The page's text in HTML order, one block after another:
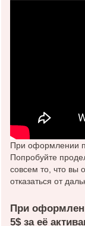
При оформлении
Попробуйте
совсем то, что вы
отказаться от
При
5$ за её